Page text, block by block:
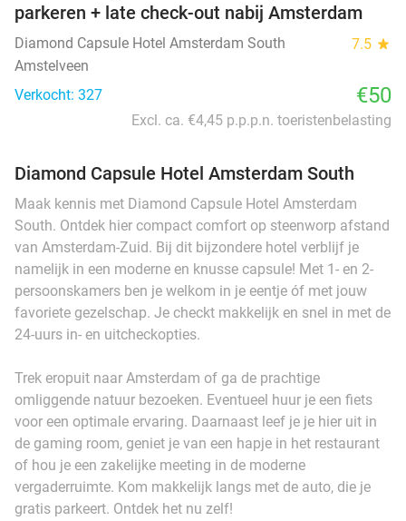
parkeren + late check-out nabij Amsterdam
Diamond Capsule Hotel Amsterdam South 7.5 star
Amstelveen
Verkocht: 327
€50
Excl. ca. €4,45 p.p.p.n. toeristenbelasting
Diamond Capsule Hotel Amsterdam South
Maak kennis met Diamond Capsule Hotel Amsterdam
South. Ontdek hier compact comfort op steenworp afstand
van Amsterdam-Zuid. Bij dit bijzondere hotel verblijf je
namelijk in een moderne en knusse capsule! Met 1- en 2-
persoonskamers ben je welkom in je eentje óf met jouw
favoriete gezelschap. Je checkt makkelijk en snel in met de
24-uurs in- en uitcheckopties.
Trek eropuit naar Amsterdam of ga de prachtige
omliggende natuur bezoeken. Eventueel huur je een fiets
voor een optimale ervaring. Daarnaast leef je je hier uit in
de gaming room, geniet je van een hapje in het restaurant
of hou je een zakelijke meeting in de moderne
vergaderruimte. Kom makkelijk langs met de auto, die je
gratis parkeert. Ontdek het nu zelf!